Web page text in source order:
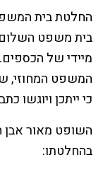
החלטת בית
בית משפט
מיידי של
המשפט המחוזי,
כי ייתכן ויוגשו
השופט מאור אבן
בהחלטתו: